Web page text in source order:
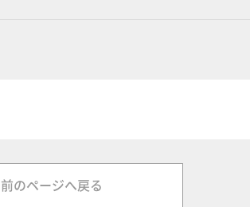
前のページへ戻る